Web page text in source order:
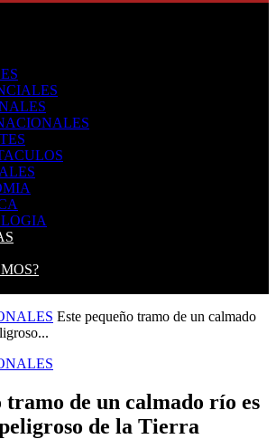
Este pequeño tramo de un calmado
tramo de un calmado río es
de la Tierra